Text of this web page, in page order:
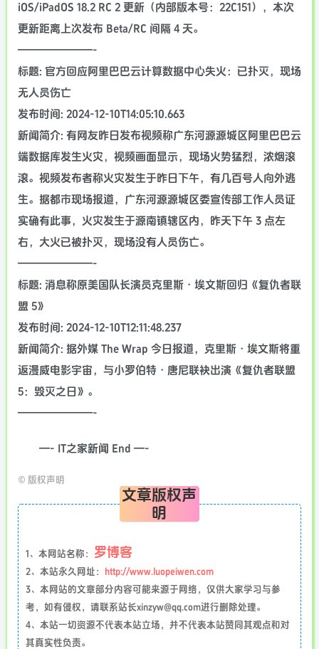
iOS/iPadOS 18.2 RC 2 更新（内部版本号：22C151），本次
更新距离上次发布 Beta/RC 间隔 4 天。
———————-
标题: 官方回应阿里巴巴云计算数据中心失火：已扑灭，现场
无人员伤亡
发布时间: 2024-12-10T14:05:10.663
新闻简介: 有网友昨日发布视频称广东河源源城区阿里巴巴云
端数据库发生火灾，视频画面显示，现场火势猛烈，浓烟滚
滚。视频发布者称火灾发生于昨日下午，有几百号人向外逃
生。据都市现场报道，广东河源源城区委宣传部工作人员证
实确有此事，火灾发生于源南镇辖区内，昨天下午 3 点左
右，大火已被扑灭，现场没有人员伤亡。
———————-
标题: 消息称原美国队长演员克里斯・埃文斯回归《复仇者联
盟 5》
发布时间: 2024-12-10T12:11:48.237
新闻简介: 据外媒 The Wrap 今日报道，克里斯・埃文斯将重
返漫威电影宇宙，与小罗伯特・唐尼联袂出演《复仇者联盟
5：毁灭之日》。
———————-
—- IT之家新闻 End —-
© 版权声明
文章版权声
明
1、本网站名称： 罗博客
2、本站永久网址：
http://www.luopeiwen.com
3、本网站的文章部分内容可能来源于网络，仅供大家学习与参
考，如有侵权，请联系站长xinzyw@qq.com进行删除处理。
4、本站一切资源不代表本站立场，并不代表本站赞同其观点和对
其真实性负责。